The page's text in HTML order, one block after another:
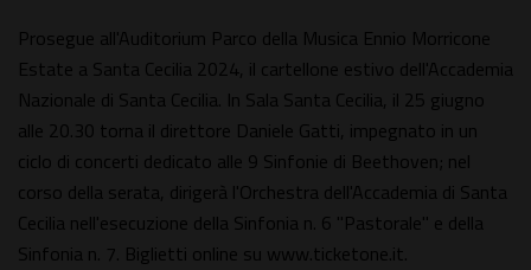
Prosegue all'Auditorium Parco della Musica Ennio Morricone
Estate a Santa Cecilia 2024, il cartellone estivo dell'Accademia
Nazionale di Santa Cecilia. In Sala Santa Cecilia, il 25 giugno
alle 20.30 torna il direttore Daniele Gatti, impegnato in un
ciclo di concerti dedicato alle 9 Sinfonie di Beethoven; nel
corso della serata, dirigerà l'Orchestra dell'Accademia di Santa
Cecilia nell'esecuzione della Sinfonia n. 6 "Pastorale" e della
Sinfonia n. 7. Biglietti online su www.ticketone.it.